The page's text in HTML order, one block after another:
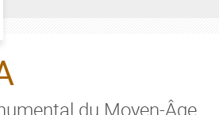
du Moyen-Âge